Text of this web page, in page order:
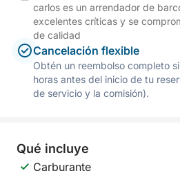
carlos es un arrendador de
excelentes críticas y se
de calidad
Cancelación flexible
Obtén un reembolso completo
horas antes del inicio de tu
de servicio y la comisión).
Qué incluye
Carburante